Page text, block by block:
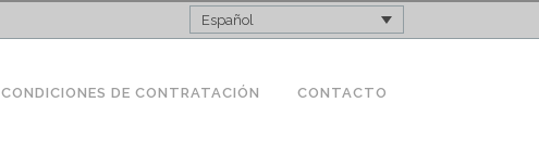
Español
CONDICIONES DE CONTRATACIÓN CONTACTO